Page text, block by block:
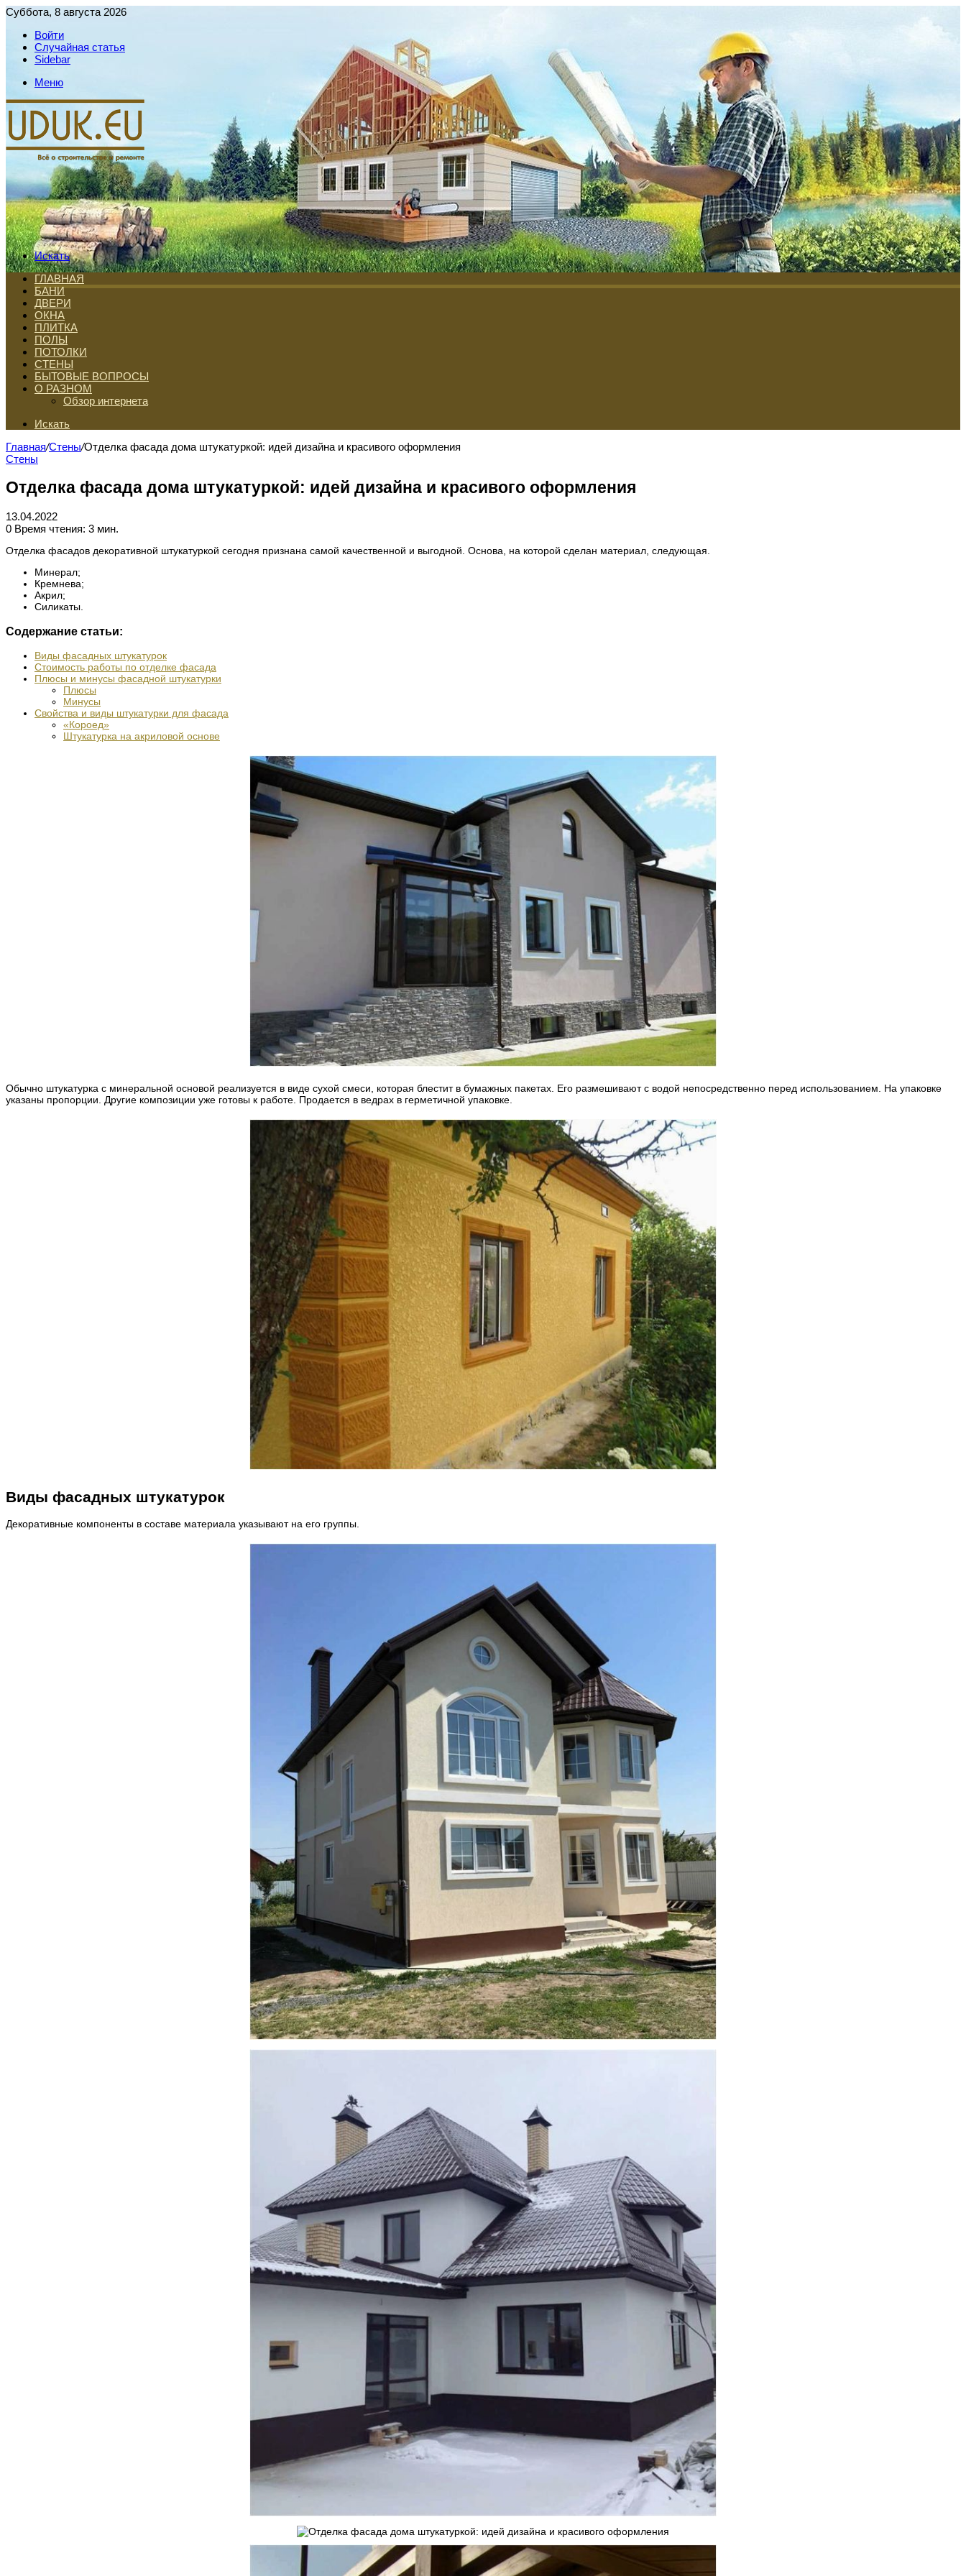
Суббота, 8 августа 2026
Войти
Случайная статья
Sidebar
Меню
Искать
ГЛАВНАЯ
БАНИ
ДВЕРИ
ОКНА
ПЛИТКА
ПОЛЫ
ПОТОЛКИ
СТЕНЫ
БЫТОВЫЕ ВОПРОСЫ
О РАЗНОМ
Обзор интернета
Искать
Главная/Стены/Отделка фасада дома штукатуркой: идей дизайна и красивого оформления
Стены
Отделка фасада дома штукатуркой: идей дизайна и красивого оформления
13.04.2022
0 Время чтения: 3 мин.
Отделка фасадов декоративной штукатуркой сегодня признана самой качественной и выгодной. Основа, на которой сделан материал, следующая.
Минерал;
Кремнева;
Акрил;
Силикаты.
Содержание статьи:
Виды фасадных штукатурок
Стоимость работы по отделке фасада
Плюсы и минусы фасадной штукатурки
Плюсы
Минусы
Свойства и виды штукатурки для фасада
«Короед»
Штукатурка на акриловой основе
Обычно штукатурка с минеральной основой реализуется в виде сухой смеси, которая блестит в бумажных пакетах. Его размешивают с водой непосредственно перед использованием. На упаковке
указаны пропорции. Другие композиции уже готовы к работе. Продается в ведрах в герметичной упаковке.
Виды фасадных штукатурок
Декоративные компоненты в составе материала указывают на его группы.